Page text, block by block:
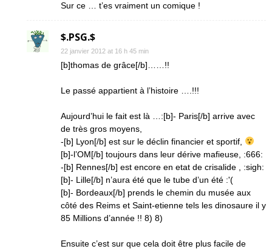
Sur ce … t’es vraiment un comique !
$.PSG.$
22 janvier 2012 at 16 h 45 min
[b]thomas de grâce[/b]……!!
Le passé appartient à l’histoire ….!!!
Aujourd’hui le fait est là …:[b]- Paris[/b] arrive avec
de très gros moyens,
-[b] Lyon[/b] est sur le déclin financier et sportif,
[b]-l’OM[/b] toujours dans leur dérive mafieuse, :666:
-[b] Rennes[/b] est encore en etat de crisalide , :sigh:
[b]- Lille[/b] n’aura été que le tube d’un été :'(
[b]- Bordeaux[/b] prends le chemin du musée aux
côté des Reims et Saint-etienne tels les dinosaure il y
85 Millions d’année !! 8) 8)
Ensuite c’est sur que cela doit être plus facile de